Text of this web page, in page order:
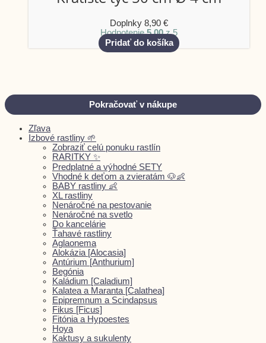
Doplnky 8,90 €
Hodnotenie5.00z 5
Pridať do košíka
Pokračovať v nákupe
Zľava
Izbové rastliny 🌱
Zobraziť celú ponuku rastlín
RARITKY ✨
Predplatné a výhodné SETY
Vhodné k deťom a zvieratám 🐶👶
BABY rastliny 👶
XL rastliny
Nenáročné na pestovanie
Nenáročné na svetlo
Do kancelárie
Ťahavé rastliny
Aglaonema
Alokázia [Alocasia]
Antúrium [Anthurium]
Begónia
Kaládium [Caladium]
Kalatea a Maranta [Calathea]
Epipremnum a Scindapsus
Fikus [Ficus]
Fitónia a Hypoestes
Hoya
Kaktusy a sukulenty